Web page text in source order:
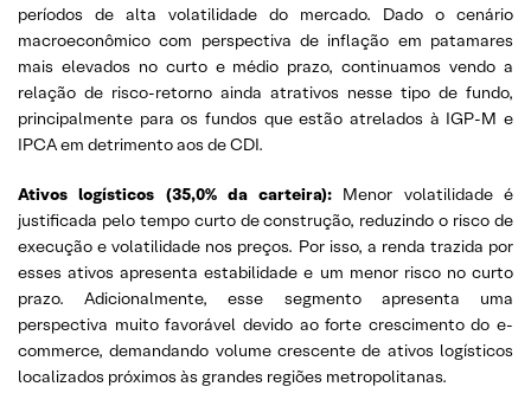
períodos de alta volatilidade do mercado. Dado o cenário
macroeconômico com perspectiva de inflação em patamares
mais elevados no curto e médio prazo, continuamos vendo a
relação de risco-retorno ainda atrativos nesse tipo de fundo,
principalmente para os fundos que estão atrelados à IGP-M e
IPCA em detrimento aos de CDI.
Ativos logísticos (35,0% da carteira): Menor volatilidade é
justificada pelo tempo curto de construção, reduzindo o risco de
execução e volatilidade nos preços. Por isso, a renda trazida por
esses ativos apresenta estabilidade e um menor risco no curto
prazo. Adicionalmente, esse segmento apresenta uma
perspectiva muito favorável devido ao forte crescimento do e-
commerce, demandando volume crescente de ativos logísticos
localizados próximos às grandes regiões metropolitanas.